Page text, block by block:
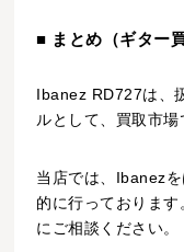
■ まとめ（ギター
Ibanez RD727は、
ルとして、買取市場
当店では、Ibanez
的に行っておりま
にご相談ください。